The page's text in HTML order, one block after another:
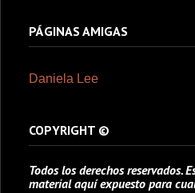
PÁGINAS AMIGAS
Daniela Lee
COPYRIGHT ©
Todos los derechos reservados.
material aquí expuesto para